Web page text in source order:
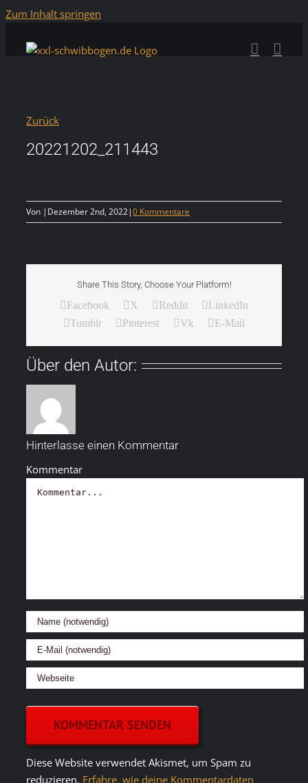
Zum Inhalt springen
Zurück
20221202_211443
Von | Dezember 2nd, 2022|0 Kommentare
Share This Story, Choose Your Platform!
Facebook X Reddit
LinkedIn
Tumblr
Pinterest Vk E-Mail
Über den Autor:
Hinterlasse einen Kommentar
Kommentar
Diese Website verwendet Akismet, um Spam zu
reduzieren. Erfahre, wie deine Kommentardaten